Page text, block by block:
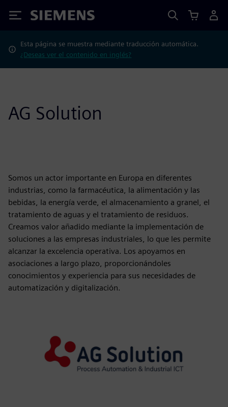
Siemens
Esta página se muestra mediante traducción automática.
¿Deseas ver el contenido en inglés?
AG Solution
Somos un actor importante en Europa en diferentes
industrias, como la farmacéutica, la alimentación y las
bebidas, la energía verde, el almacenamiento a granel, el
tratamiento de aguas y el tratamiento de residuos.
Creamos valor añadido mediante la implementación de
soluciones a las empresas industriales, lo que les permite
alcanzar la excelencia operativa. Los apoyamos en
asociaciones a largo plazo, proporcionándoles
conocimientos y experiencia para sus necesidades de
automatización y digitalización.